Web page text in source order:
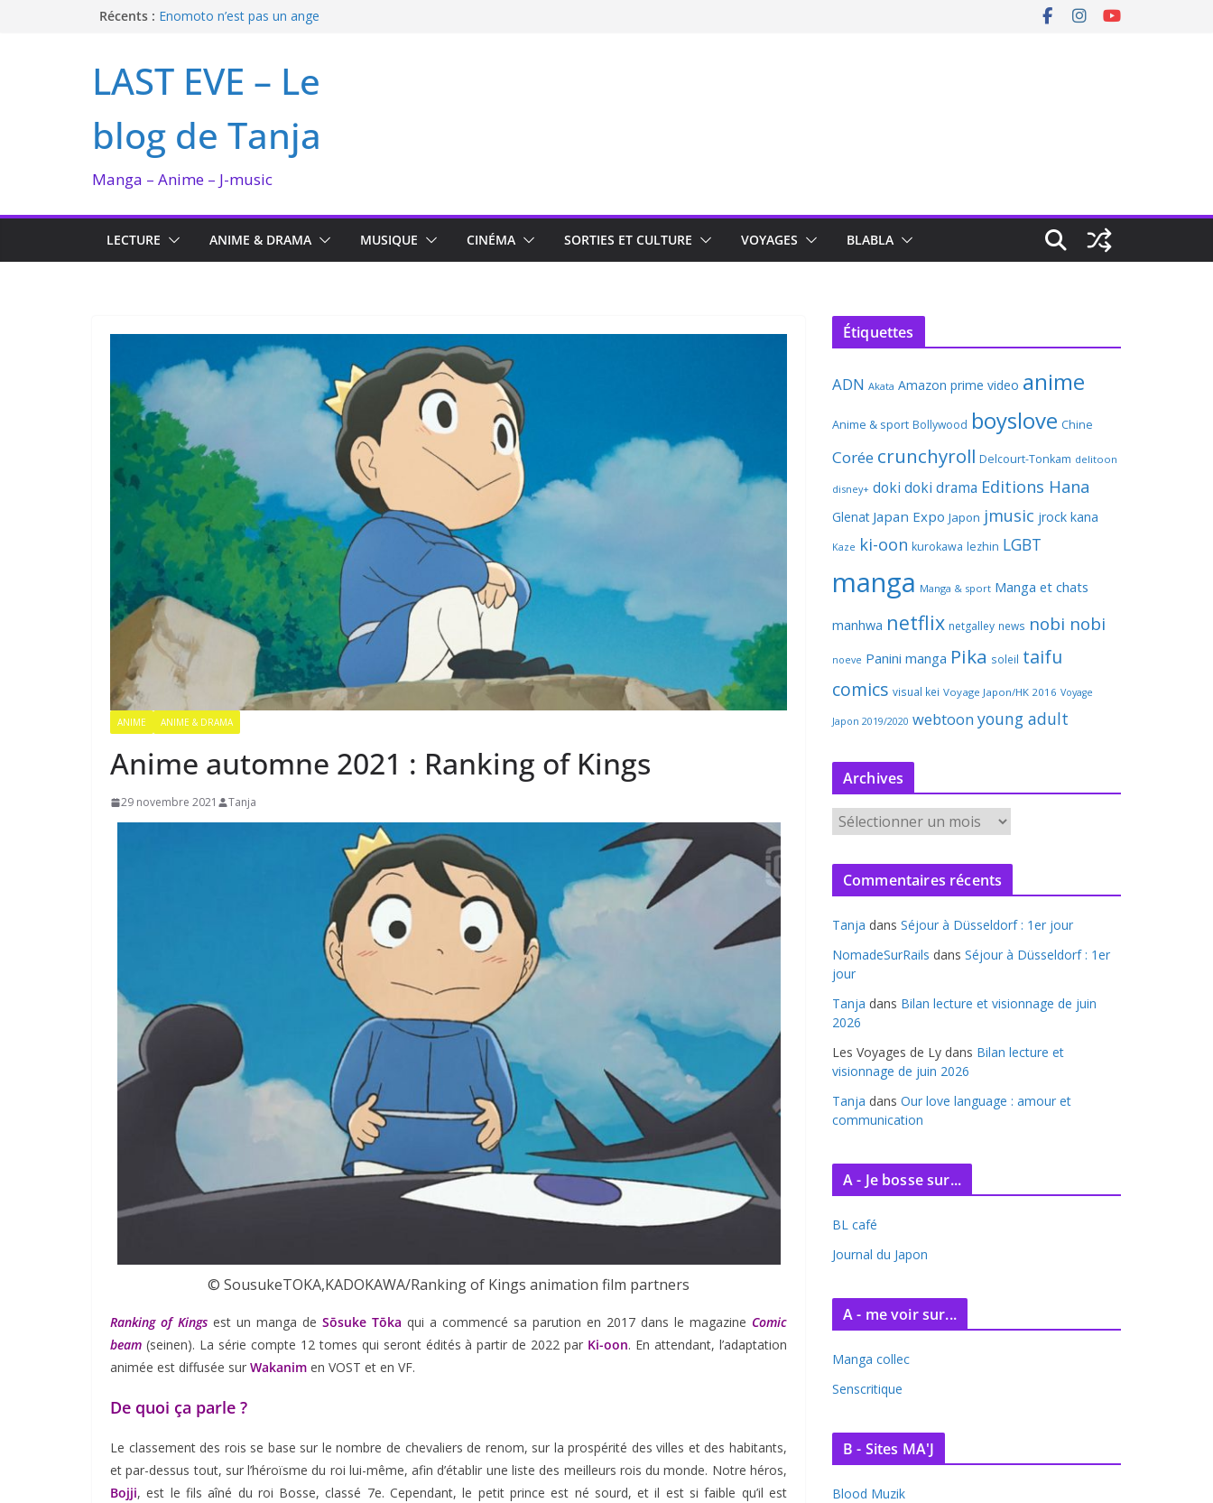
Récents : Enomoto n’est pas un ange
Ma collection BANANA FISH
I’m not in love de Zeniko Sumiya
LAST EVE – Le
blog de Tanja
Manga – Anime – J-music
LECTURE ANIME & DRAMA MUSIQUE CINÉMA SORTIES ET CULTURE VOYAGES BLABLA
ANIME ANIME & DRAMA
Anime automne 2021 : Ranking of Kings
29 novembre 2021 Tanja
© SousukeTOKA,KADOKAWA/Ranking of Kings animation film partners
Ranking of Kings est un manga de Sōsuke Tōka qui a commencé sa parution en 2017 dans le magazine Comic
beam (seinen). La série compte 12 tomes qui seront édités à partir de 2022 par Ki-oon. En attendant, l’adaptation
animée est diffusée sur Wakanim en VOST et en VF.
De quoi ça parle ?
Le classement des rois se base sur le nombre de chevaliers de renom, sur la prospérité des villes et des habitants,
et par-dessus tout, sur l’héroïsme du roi lui-même, afin d’établir une liste des meilleurs rois du monde. Notre héros,
Bojji, est le fils aîné du roi Bosse, classé 7e. Cependant, le petit prince est né sourd, et il est si faible qu’il est
Étiquettes
ADN Akata Amazon prime video anime
Anime & sport Bollywood boyslove Chine
Corée crunchyroll Delcourt-Tonkam delitoon
disney+ doki doki drama Editions Hana
Glenat Japan Expo Japon jmusic jrock kana
Kaze ki-oon kurokawa lezhin LGBT
manga Manga & sport Manga et chats
manhwa netflix netgalley news nobi nobi
noeve Panini manga Pika soleil taifu
comics visual kei Voyage Japon/HK 2016 Voyage
Japon 2019/2020 webtoon young adult
Archives
r
c
v
e
s
Commentaires récents
Tanja dans Séjour à Düsseldorf : 1er jour
NomadeSurRails dans Séjour à Düsseldorf : 1er
jour
Tanja dans Bilan lecture et visionnage de juin
2026
Les Voyages de Ly dans Bilan lecture et
visionnage de juin 2026
Tanja dans Our love language : amour et
communication
A - Je bosse sur...
BL café
Journal du Japon
A - me voir sur...
Manga collec
Senscritique
B - Sites MA'J
Blood Muzik